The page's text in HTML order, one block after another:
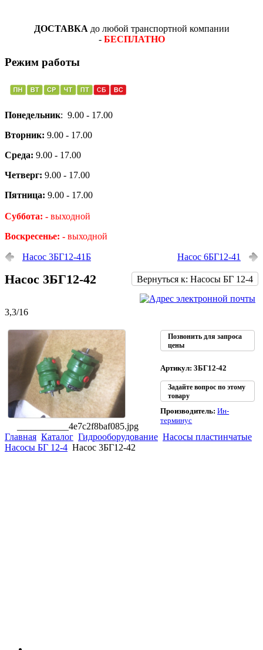
ДОСТАВКА до любой транспортной компании
- БЕСПЛАТНО
Режим работы
Понедельник: 9.00 - 17.00
Вторник: 9.00 - 17.00
Среда: 9.00 - 17.00
Четверг: 9.00 - 17.00
Пятница: 9.00 - 17.00
Суббота: - выходной
Воскресенье: - выходной
Насос 3БГ12-41Б Насос 6БГ12-41
Вернуться к: Насосы БГ 12-4
Насос 3БГ12-42
3,3/16
___________4e7c2f8baf085.jpg
Позвонить для запроса
цены
Артикул: 3БГ12-42
Задайте вопрос по этому
товару
Производитель:Ин-
терминус
Главная Каталог Гидрооборудование Насосы пластинчатые
Насосы БГ 12-4 Насос 3БГ12-42